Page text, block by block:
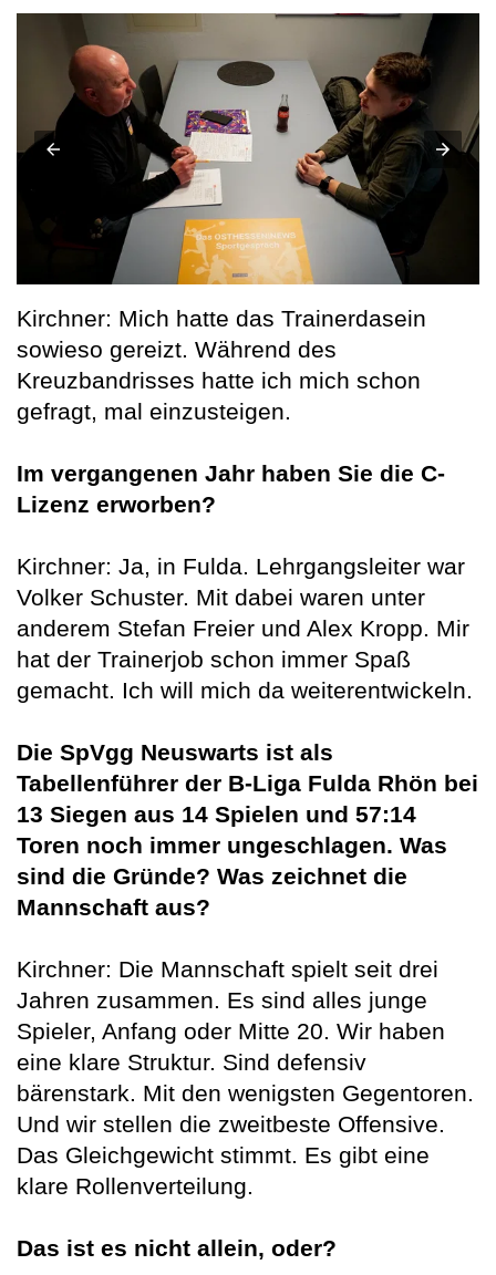
Kirchner: Mich hatte das Trainerdasein
sowieso gereizt. Während des
Kreuzbandrisses hatte ich mich schon
gefragt, mal einzusteigen.
Im vergangenen Jahr haben Sie die C-
Lizenz erworben?
Kirchner: Ja, in Fulda. Lehrgangsleiter war
Volker Schuster. Mit dabei waren unter
anderem Stefan Freier und Alex Kropp. Mir
hat der Trainerjob schon immer Spaß
gemacht. Ich will mich da weiterentwickeln.
Die SpVgg Neuswarts ist als
Tabellenführer der B-Liga Fulda Rhön bei
13 Siegen aus 14 Spielen und 57:14
Toren noch immer ungeschlagen. Was
sind die Gründe? Was zeichnet die
Mannschaft aus?
Kirchner: Die Mannschaft spielt seit drei
Jahren zusammen. Es sind alles junge
Spieler, Anfang oder Mitte 20. Wir haben
eine klare Struktur. Sind defensiv
bärenstark. Mit den wenigsten Gegentoren.
Und wir stellen die zweitbeste Offensive.
Das Gleichgewicht stimmt. Es gibt eine
klare Rollenverteilung.
Das ist es nicht allein, oder?